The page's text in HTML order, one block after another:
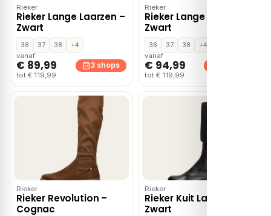
Rieker
Rieker Lange Laarzen –
Zwart
36 37 38
+4
vanaf
€ 89,99
tot € 119,99
3 shops
Rieker
Rieker Lange Laarzen –
Zwart
36 37 38
+4
vanaf
€ 94,99
tot € 119,99
Rieker
Rieker Revolution –
Cognac
Rieker
Rieker Kuit Laarzen –
Zwart